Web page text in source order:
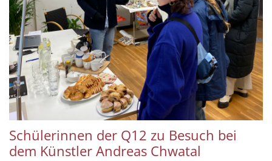
Schülerinnen der Q12 zu Besuch bei
dem Künstler Andreas Chwatal